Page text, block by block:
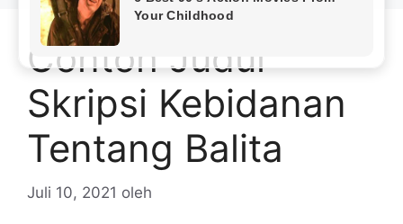
Contoh Judul
Skripsi Kebidanan
Tentang Balita
Juli 10, 2021 oleh